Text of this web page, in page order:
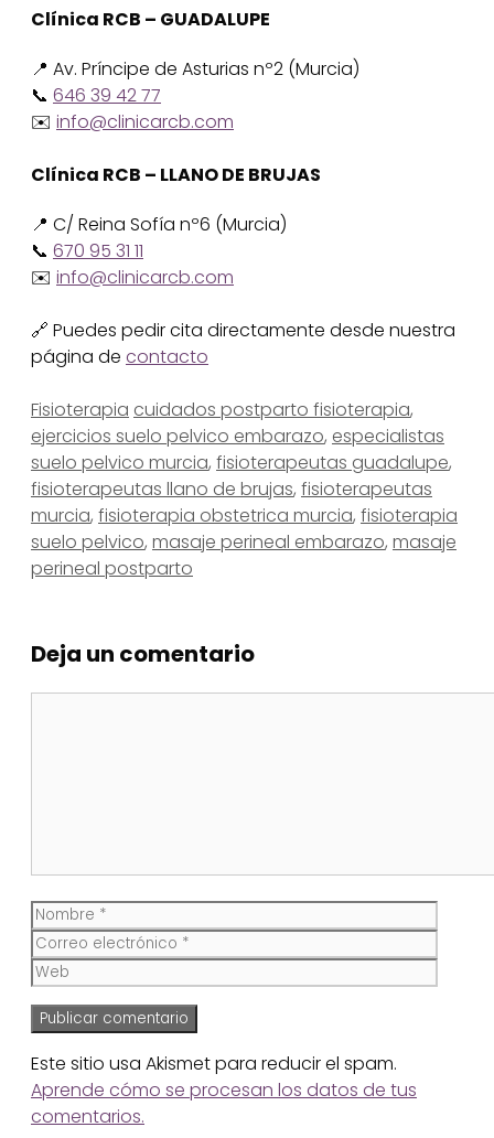
Clínica RCB – GUADALUPE
📍 Av. Príncipe de Asturias nº2 (Murcia)
📞 646 39 42 77
✉️ info@clinicarcb.com
Clínica RCB – LLANO DE BRUJAS
📍 C/ Reina Sofía nº6 (Murcia)
📞 670 95 31 11
✉️ info@clinicarcb.com
🔗 Puedes pedir cita directamente desde nuestra
página de contacto
Categorías
Fisioterapia Etiquetas
cuidados postparto fisioterapia,
ejercicios suelo pelvico embarazo, especialistas
suelo pelvico murcia, fisioterapeutas guadalupe,
fisioterapeutas llano de brujas, fisioterapeutas
murcia, fisioterapia obstetrica murcia, fisioterapia
suelo pelvico, masaje perineal embarazo, masaje
perineal postparto
Deja un comentario
Nombre
Este sitio usa Akismet para reducir el spam.
Aprende cómo se procesan los datos de tus
comentarios.